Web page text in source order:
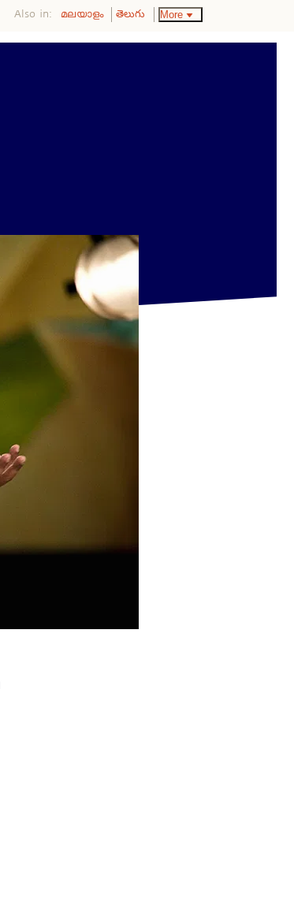
Also in: മലയാളം తెలుగు More